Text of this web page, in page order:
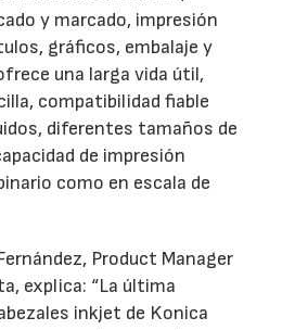
y marcado, impresión
gráficos, embalaje y
una larga vida útil,
compatibilidad fiable
diferentes tamaños de
de impresión
como en escala de
Product Manager
explica: “La última
inkjet de Konica